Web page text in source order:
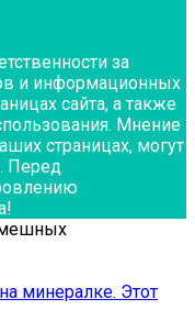
за
и информационных
сайта, а также
Мнение
страницах, могут
Перед
минералке. Этот